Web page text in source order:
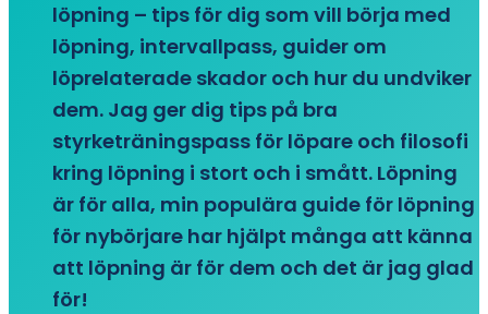
löpning – tips för dig som vill börja med
löpning, intervallpass, guider om
löprelaterade skador och hur du undviker
dem. Jag ger dig tips på bra
styrketräningspass för löpare och filosofi
kring löpning i stort och i smått. Löpning
är för alla, min populära guide för löpning
för nybörjare har hjälpt många att känna
att löpning är för dem och det är jag glad
för!